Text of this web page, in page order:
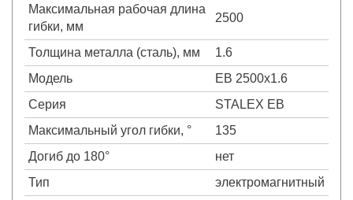
Максимальная рабочая длина
гибки, мм
2500
Толщина металла (сталь), мм
1.6
Модель
EB 2500x1.6
Серия
STALEX EB
Максимальный угол гибки, °
135
Догиб до 180°
нет
Тип
электромагнитный